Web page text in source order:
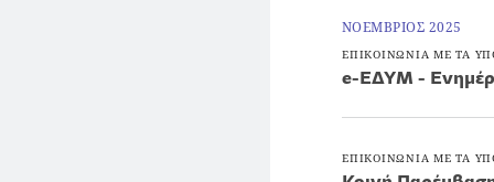
ΝΟΕΜΒΡΙΟΣ 2025
ΕΠΙΚΟΙΝΩΝΙΑ ΜΕ ΤΑ
e-EΔΥΜ -
ΕΠΙΚΟΙΝΩΝΙΑ ΜΕ ΤΑ